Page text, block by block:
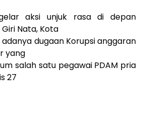
aksi unjuk rasa di depan
Nata, Kota
dugaan Korupsi anggaran
yang
salah satu pegawai PDAM pria
27